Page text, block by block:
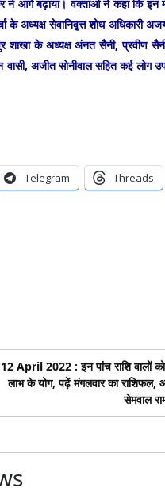
ने आगे बढ़ाया। वक्ताओं ने कहा कि इन
अध्यक्ष सेवानिवृत्त शोध अधिकारी
शाखा के अध्यक्ष अंनत सैनी, प्रवीण
अजीत सोनीवाल सहित कई लोग
Telegram Threads
12 April 2022 : इन पांच राशि वालों को
लाभ के योग, पढ़ें मंगलवार का राशिफल,
सेमवाल